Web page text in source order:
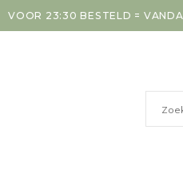
VOOR 23:30 BESTELD =